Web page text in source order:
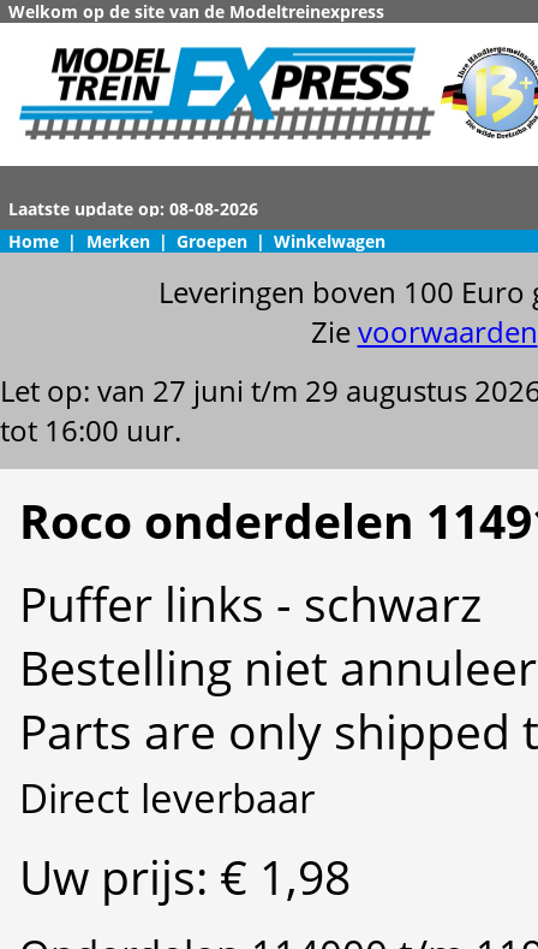
Welkom op de site van de Modeltreinexpress
Home | Merken | Groepen | Winkelwagen
Leveringen boven 100
Zievoorwaarden
Let op: van 27 juni t/m 29 augustus
tot 16:00 uur.
Roco onderdelen
Puffer links - schwarz
Bestelling niet
Parts are only shipped
Direct leverbaar
Uw prijs: € 1,98